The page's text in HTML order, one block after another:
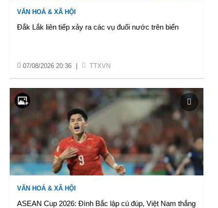
VĂN HOÁ & XÃ HỘI
Đắk Lắk liên tiếp xảy ra các vụ đuối nước trên biển
07/08/2026 20:36 TTXVN
VĂN HOÁ & XÃ HỘI
ASEAN Cup 2026: Đình Bắc lập cú đúp, Việt Nam thắng